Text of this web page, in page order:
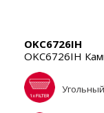
OKC6726IH
OKC6726IH